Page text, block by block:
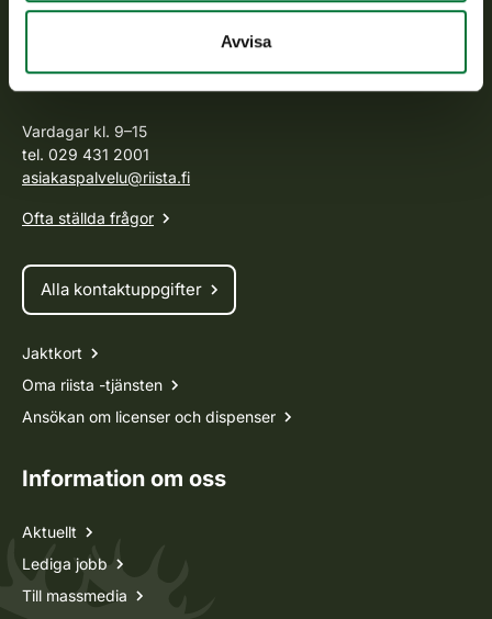
Avvisa
Om oss
Kundtjänst
Vardagar kl. 9–15
tel. 029 431 2001
asiakaspalvelu@riista.fi
Ofta ställda frågor
Alla kontaktuppgifter
Jaktkort
Oma riista -tjänsten
Ansökan om licenser och dispenser
Information om oss
Aktuellt
Lediga jobb
Till massmedia